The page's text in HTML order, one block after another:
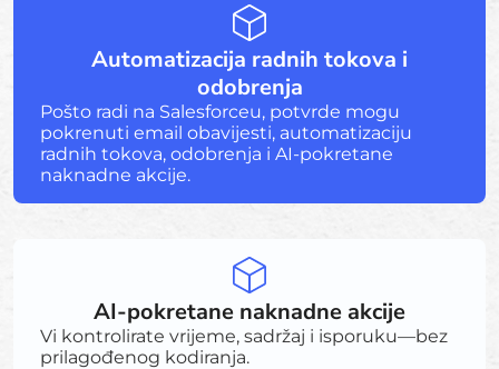
Automatizacija radnih tokova i
odobrenja
Pošto radi na Salesforceu, potvrde mogu
pokrenuti email obavijesti, automatizaciju
radnih tokova, odobrenja i AI-pokretane
naknadne akcije.
AI-pokretane naknadne akcije
Vi kontrolirate vrijeme, sadržaj i isporuku—bez
prilagođenog kodiranja.